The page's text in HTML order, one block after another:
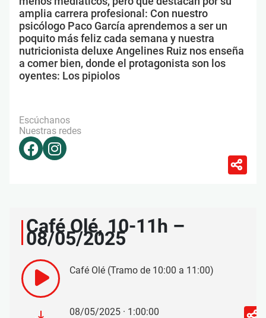
amplia carrera profesional: Con nuestro
psicólogo Paco García aprendemos a ser un
poquito más feliz cada semana y nuestra
nutricionista deluxe Angelines Ruiz nos enseña
a comer bien, donde el protagonista son los
oyentes: Los pipiolos
Escúchanos
Nuestras redes
Café Olé, 10-11h –
08/05/2025
Café Olé (Tramo de 10:00 a 11:00)
08/05/2025 · 1:00:00